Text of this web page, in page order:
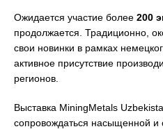
Ожидается участие более 200
продолжается. Традиционно,
свои новинки в рамках
активное присутствие
регионов.
Выставка MiningMetals
сопровождаться насыщенной и